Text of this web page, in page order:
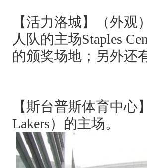
【活力洛城】（外
人队的主场Staples
的颁奖场地；另外还
【斯台普斯体育中心
Lakers）的主场。